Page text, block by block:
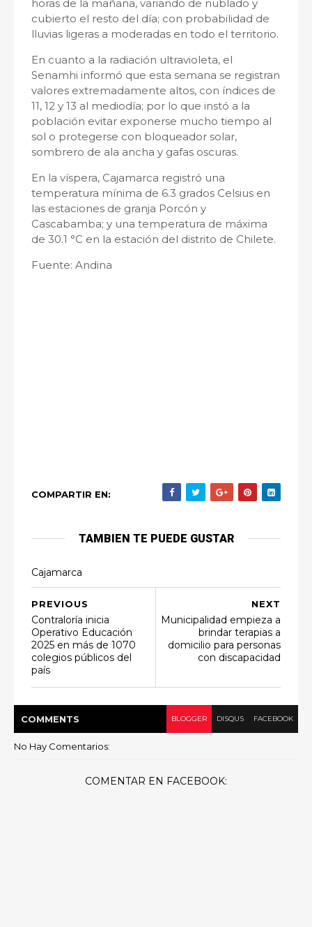
horas de la mañana, variando de nublado y
cubierto el resto del día; con probabilidad de
lluvias ligeras a moderadas en todo el territorio.
En cuanto a la radiación ultravioleta, el
Senamhi informó que esta semana se registran
valores extremadamente altos, con índices de
11, 12 y 13 al mediodía; por lo que instó a la
población evitar exponerse mucho tiempo al
sol o protegerse con bloqueador solar,
sombrero de ala ancha y gafas oscuras.
En la víspera, Cajamarca registró una
temperatura mínima de 6.3 grados Celsius en
las estaciones de granja Porcón y
Cascabamba; y una temperatura de máxima
de 30.1 °C en la estación del distrito de Chilete.
Fuente: Andina
COMPARTIR EN:
TAMBIEN TE PUEDE GUSTAR
Cajamarca
NEXT
Municipalidad empieza a
brindar terapias a
domicilio para personas
con discapacidad
PREVIOUS
Contraloría inicia
Operativo Educación
2025 en más de 1070
colegios públicos del
país
COMMENTS BLOGGER DISQUS FACEBOOK
No Hay Comentarios:
COMENTAR EN FACEBOOK: